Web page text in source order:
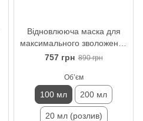
Відновлююча маска для
максимального зволоження
Hydra-Help Mask Derma
757 грн 890 грн
Обʼєм
100 мл 200 мл
20 мл (розлив)